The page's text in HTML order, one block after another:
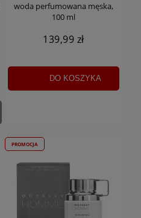
woda perfumowana męska,
100 ml
139,99 zł
DO KOSZYKA
PROMOCJA